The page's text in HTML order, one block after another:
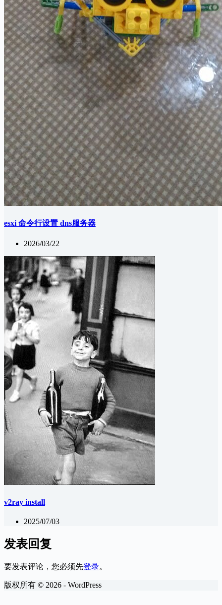
esxi 命令行设置 dns服务器
2026/03/22
v2ray install
2025/07/03
发表回复
要发表评论，您必须先登录。
版权所有 © 2026 - WordPress